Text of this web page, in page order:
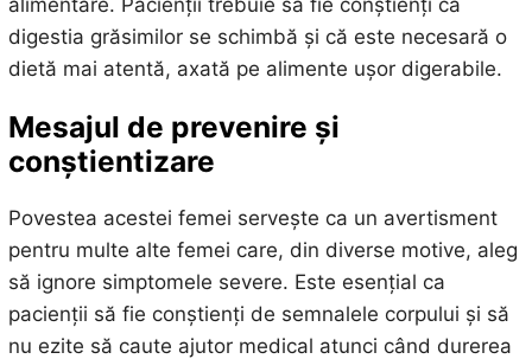
alimentare. Pacienții trebuie să fie conștienți că
digestia grăsimilor se schimbă și că este necesară o
dietă mai atentă, axată pe alimente ușor digerabile.
Mesajul de prevenire și
conștientizare
Povestea acestei femei servește ca un avertisment
pentru multe alte femei care, din diverse motive, aleg
să ignore simptomele severe. Este esențial ca
pacienții să fie conștienți de semnalele corpului și să
nu ezite să caute ajutor medical atunci când durerea